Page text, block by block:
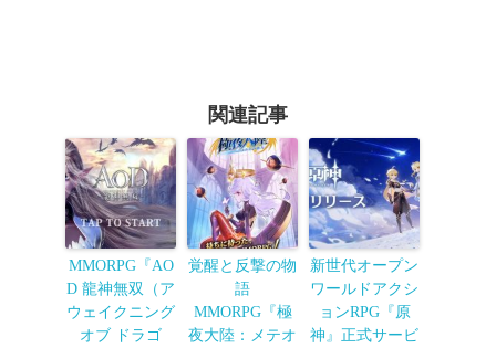
関連記事
MMORPG『AO
D 龍神無双（ア
ウェイクニング
オブ ドラゴ
覚醒と反撃の物
語
MMORPG『極
夜大陸：メテオ
新世代オープン
ワールドアクシ
ョンRPG『原
神』正式サービ